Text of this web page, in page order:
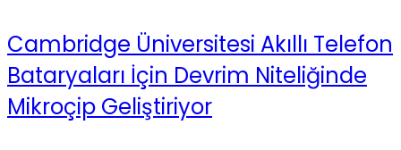
Cambridge Üniversitesi Akıllı Telefon
Bataryaları İçin Devrim Niteliğinde
Mikroçip Geliştiriyor